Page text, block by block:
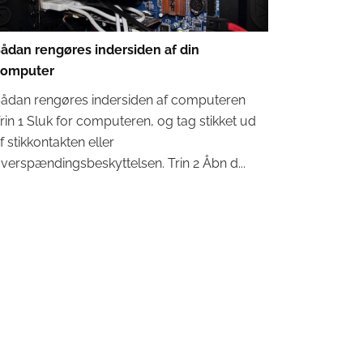
rengøres indersiden af ​​din
rengøres indersiden af ​​computeren
1 Sluk for computeren, og tag stikket ud
stikkontakten eller
Trin 2 Åbn d...